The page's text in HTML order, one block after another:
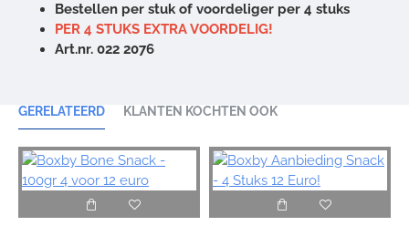
Bestellen per stuk of voordeliger per 4 stuks
PER 4 STUKS EXTRA VOORDELIG!
Art.nr. 022 2076
GERELATEERD KLANTEN KOCHTEN OOK